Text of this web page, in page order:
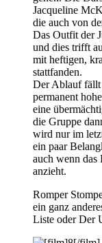
Jacqueline
die auch von
Das Outfit der
und dies trifft
mit heftigen,
stattfanden.
Der Ablauf fällt
permanent
eine
die Gruppe
wird nur im
ein paar
auch wenn das
anzieht.
Romper
ein ganz
Liste oder Der